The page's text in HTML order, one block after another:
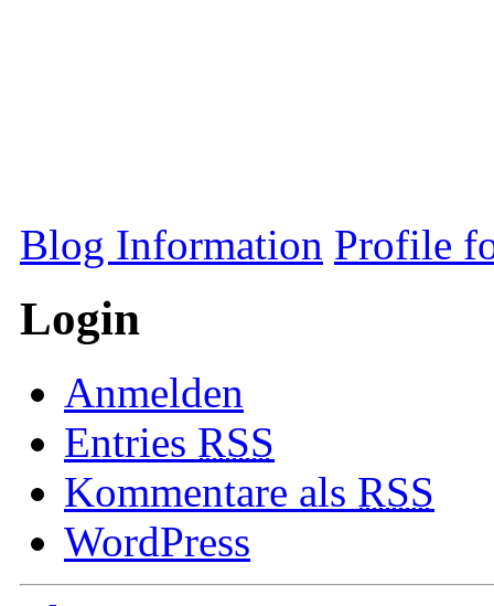
Blog Information Profile
Login
Anmelden
Entries RSS
Kommentare als RSS
WordPress